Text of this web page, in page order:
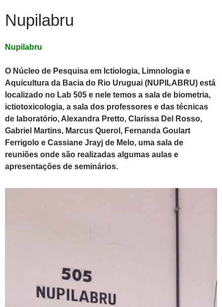
Nupilabru
Nupilabru
O Núcleo de Pesquisa em Ictiologia, Limnologia e
Aquicultura da Bacia do Rio Uruguai (NUPILABRU) está
localizado no Lab 505 e nele temos a sala de biometria,
ictiotoxicologia, a sala dos professores e das técnicas
de laboratório, Alexandra Pretto, Clarissa Del Rosso,
Gabriel Martins, Marcus Querol, Fernanda Goulart
Ferrigolo e Cassiane Jrayj de Melo, uma sala de
reuniões onde são realizadas algumas aulas e
apresentações de seminários.